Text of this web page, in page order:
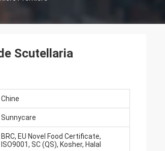
Scutellaria
Chine
Sunnycare
BRC, EU Novel Food Certificate,
ISO9001, SC (QS), Kosher, Halal